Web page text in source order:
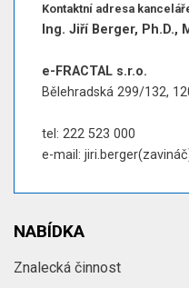
Kontaktní adresa
Ing. Jiří Berger, Ph.D.,
e-FRACTAL s.r.o.
Bělehradská 299/132,
tel: 222 523 000
e-mail:
NABÍDKA
Znalecká činnost